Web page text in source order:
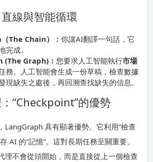
線與智能循環
The Chain）： 你讓AI翻譯一句話，它
完成。
(The Graph)： 您要求人工智能執行市場
務。人工智能會生成一份草稿，檢查數據
現缺失之處後，再回溯查找缺失的信息。
“Checkpoint”的優勢
，LangGraph 具有顯著優勢。它利用“檢查
AI 的“記憶”。這對長期任務至關重要。
理不會從頭開始，而是直接從上一個檢查